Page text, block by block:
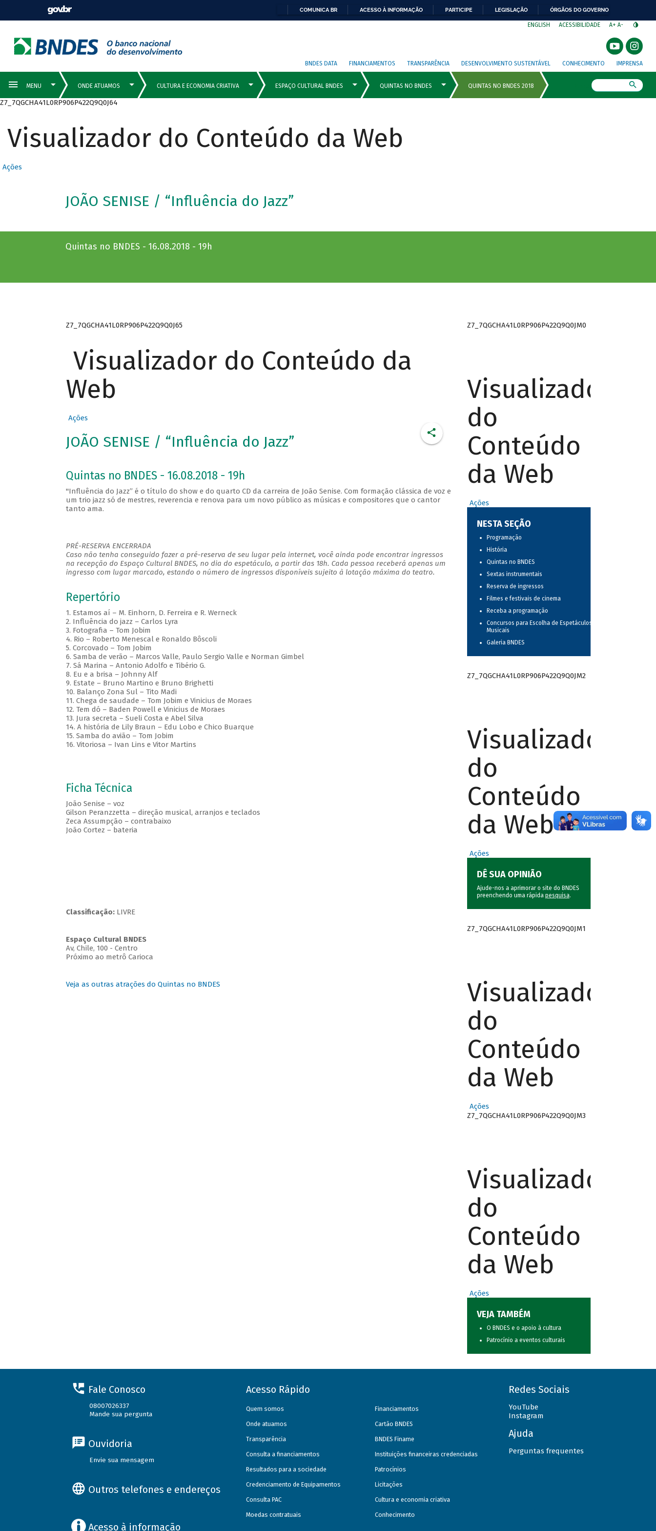
COMUNICA BR ACESSO À INFORMAÇÃO PARTICIPE LEGISLAÇÃO ÓRGÃOS DO GOVERNO
ENGLISH ACESSIBILIDADE A+ A-
BNDES DATA FINANCIAMENTOS TRANSPARÊNCIA DESENVOLVIMENTO SUSTENTÁVEL CONHECIMENTO IMPRENSA
Z7_7QGCHA41L0RP906P422Q9Q0J64
Visualizador do Conteúdo da Web
Ações
JOÃO SENISE / “Influência do Jazz”
Quintas no BNDES - 16.08.2018 - 19h
Z7_7QGCHA41L0RP906P422Q9Q0J65
Visualizador do Conteúdo da
Web
Ações
JOÃO SENISE / “Influência do Jazz”
Quintas no BNDES - 16.08.2018 - 19h
"Influência do Jazz” é o título do show e do quarto CD da carreira de João Senise. Com formação clássica de voz e
um trio jazz só de mestres, reverencia e renova para um novo público as músicas e compositores que o cantor
tanto ama.
PRÉ-RESERVA ENCERRADA
Caso não tenha conseguido fazer a pré-reserva de seu lugar pela internet, você ainda pode encontrar ingressos
na recepção do Espaço Cultural BNDES, no dia do espetáculo, a partir das 18h. Cada pessoa receberá apenas um
ingresso com lugar marcado, estando o número de ingressos disponíveis sujeito à lotação máxima do teatro.
Repertório
1. Estamos aí – M. Einhorn, D. Ferreira e R. Werneck
2. Influência do jazz – Carlos Lyra
3. Fotografia – Tom Jobim
4. Rio – Roberto Menescal e Ronaldo Bôscoli
5. Corcovado – Tom Jobim
6. Samba de verão – Marcos Valle, Paulo Sergio Valle e Norman Gimbel
7. Sá Marina – Antonio Adolfo e Tibério G.
8. Eu e a brisa – Johnny Alf
9. Estate – Bruno Martino e Bruno Brighetti
10. Balanço Zona Sul – Tito Madi
11. Chega de saudade – Tom Jobim e Vinicius de Moraes
12. Tem dó – Baden Powell e Vinicius de Moraes
13. Jura secreta – Sueli Costa e Abel Silva
14. A história de Lily Braun – Edu Lobo e Chico Buarque
15. Samba do avião – Tom Jobim
16. Vitoriosa – Ivan Lins e Vitor Martins
Ficha Técnica
João Senise – voz
Gilson Peranzzetta – direção musical, arranjos e teclados
Zeca Assumpção – contrabaixo
João Cortez – bateria
Classificação: LIVRE
Espaço Cultural BNDES
Av, Chile, 100 - Centro
Próximo ao metrô Carioca
Veja as outras atrações do Quintas no BNDES
Z7_7QGCHA41L0RP906P422Q9Q0JM0
Visualizador
do
Conteúdo
da Web
Ações
NESTA SEÇÃO
Programação
História
Quintas no BNDES
Sextas instrumentais
Reserva de ingressos
Filmes e festivais de cinema
Receba a programação
Concursos para Escolha de Espetáculos
Musicais
Galeria BNDES
Z7_7QGCHA41L0RP906P422Q9Q0JM2
Visualizador
do
Conteúdo
da Web
Ações
DÊ SUA OPINIÃO
Ajude-nos a aprimorar o site do BNDES
preenchendo uma rápida pesquisa.
Z7_7QGCHA41L0RP906P422Q9Q0JM1
Visualizador
do
Conteúdo
da Web
Ações
Z7_7QGCHA41L0RP906P422Q9Q0JM3
Visualizador
do
Conteúdo
da Web
Ações
VEJA TAMBÉM
O BNDES e o apoio à cultura
Patrocínio a eventos culturais
Fale Conosco
08007026337
Mande sua pergunta
Ouvidoria
Envie sua mensagem
Outros telefones e endereços
Acesso à informação
Acesso Rápido
Quem somos
Onde atuamos
Transparência
Consulta a financiamentos
Resultados para a sociedade
Credenciamento de Equipamentos
Consulta PAC
Moedas contratuais
Financiamentos
Cartão BNDES
BNDES Finame
Instituições financeiras credenciadas
Patrocínios
Licitações
Cultura e economia criativa
Conhecimento
Redes Sociais
YouTube
Instagram
Ajuda
Perguntas frequentes